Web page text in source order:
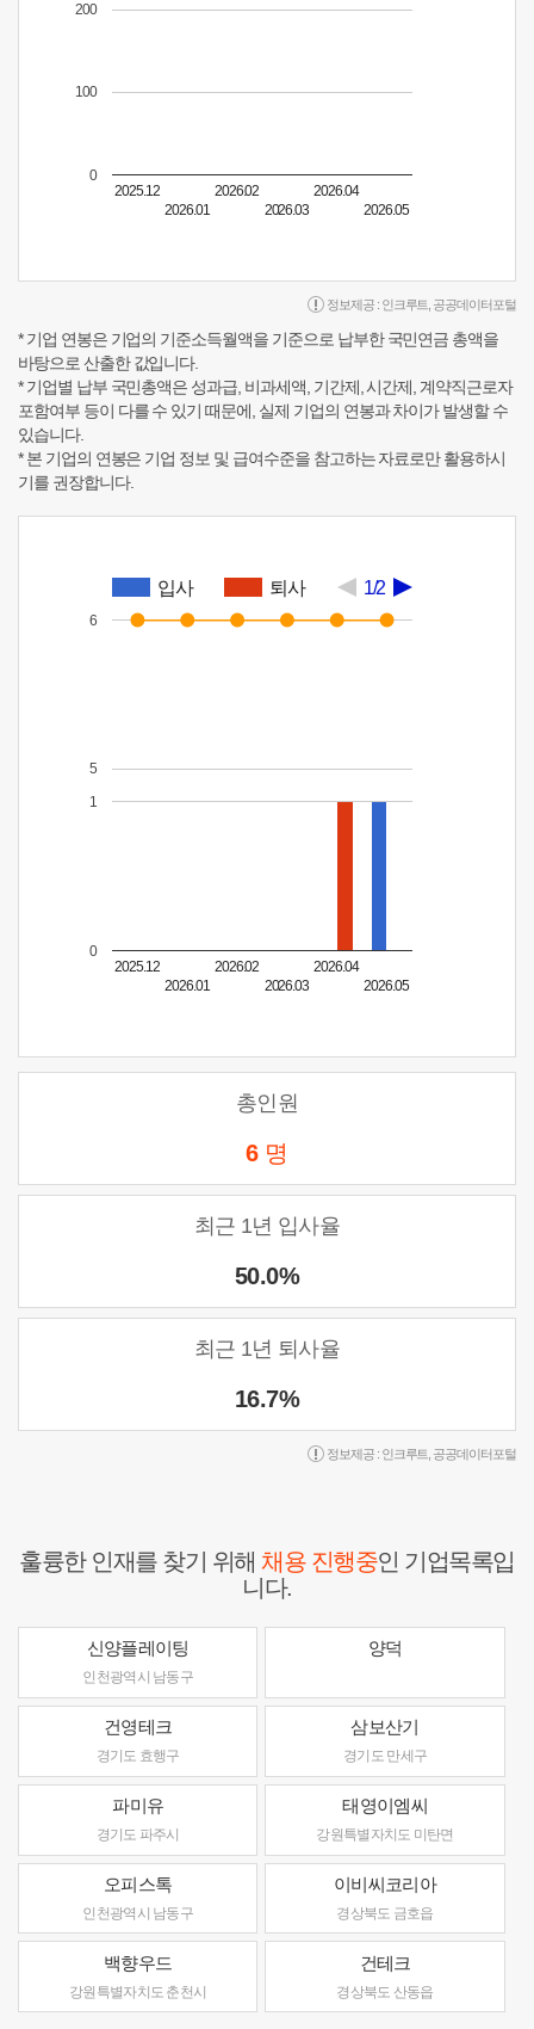
2025.12
2026.01
2026.02
2026.03
2026.04
2026.05
0
100
200
정보제공 : 인크루트 공공데이터포털
* 기업 연봉은 기업의 기준소득월액을 기준으로 납부한 국민연금 총액을
바탕으로 산출한 값입니다.
* 기업별 납부 국민총액은 성과급, 비과세액, 기간제, 시간제, 계약직근로자
포함여부 등이 다를 수 있기 때문에, 실제 기업의 연봉과 차이가 발생할 수
있습니다.
* 본 기업의 연봉은 기업 정보 및 급여수준을 참고하는 자료로만 활용하시
기를 권장합니다.
입사 퇴사 1/2
2025.12
2026.01
2026.02
2026.03
2026.04
2026.05
0
1
5
6
총인원
6 명
최근 1년 입사율
50.0%
최근 1년 퇴사율
16.7%
정보제공 : 인크루트 공공데이터포털
훌륭한 인재를 찾기 위해채용 진행중인 기업목록입
니다.
신양플레이팅
인천광역시 남동구
양덕
건영테크
경기도 효행구
삼보산기
경기도 만세구
파미유
경기도 파주시
태영이엠씨
강원특별자치도 미탄면
오피스톡
인천광역시 남동구
이비씨코리아
경상북도 금호읍
백향우드
강원특별자치도 춘천시
건테크
경상북도 산동읍